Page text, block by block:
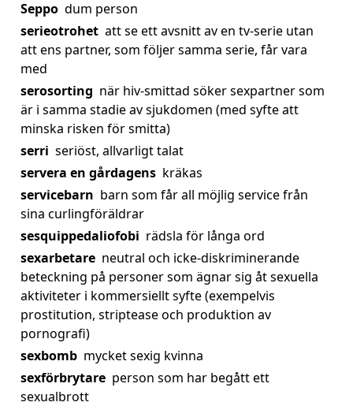
Seppo dum person
serieotrohet att se ett avsnitt av en tv-serie utan
att ens partner, som följer samma serie, får vara
med
serosorting när hiv-smittad söker sexpartner som
är i samma stadie av sjukdomen (med syfte att
minska risken för smitta)
serri seriöst, allvarligt talat
servera en gårdagens kräkas
servicebarn barn som får all möjlig service från
sina curlingföräldrar
sesquippedaliofobi rädsla för långa ord
sexarbetare neutral och icke-diskriminerande
beteckning på personer som ägnar sig åt sexuella
aktiviteter i kommersiellt syfte (exempelvis
prostitution, striptease och produktion av
pornografi)
sexbomb mycket sexig kvinna
sexförbrytare person som har begått ett
sexualbrott